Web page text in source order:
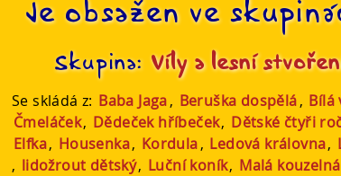
Je obsažen ve
Skupina: Víly a lesní
Se skládá z: Baba Jaga, Beruška dospělá, Bílá
Čmeláček, Dědeček hříbeček, Dětské čtyři
Elfka, Housenka, Kordula, Ledová královna,
, lidožrout dětský, Luční koník, Malá